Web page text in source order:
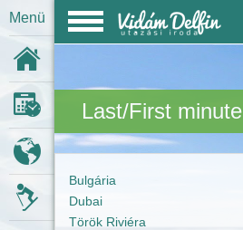
Menü
Last minute
Körutazások
Síutak
Last/First
Bulgária
Dubai
Török Riviéra